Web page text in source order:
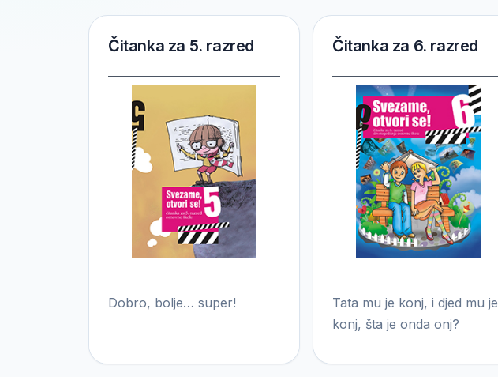
Čitanka za 5. razred
Dobro, bolje… super!
Čitanka za 6. razred
Tata mu je konj, i djed mu je
konj, šta je onda onj?